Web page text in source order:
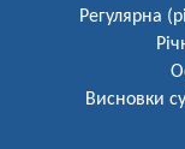
Регулярна
Висновки